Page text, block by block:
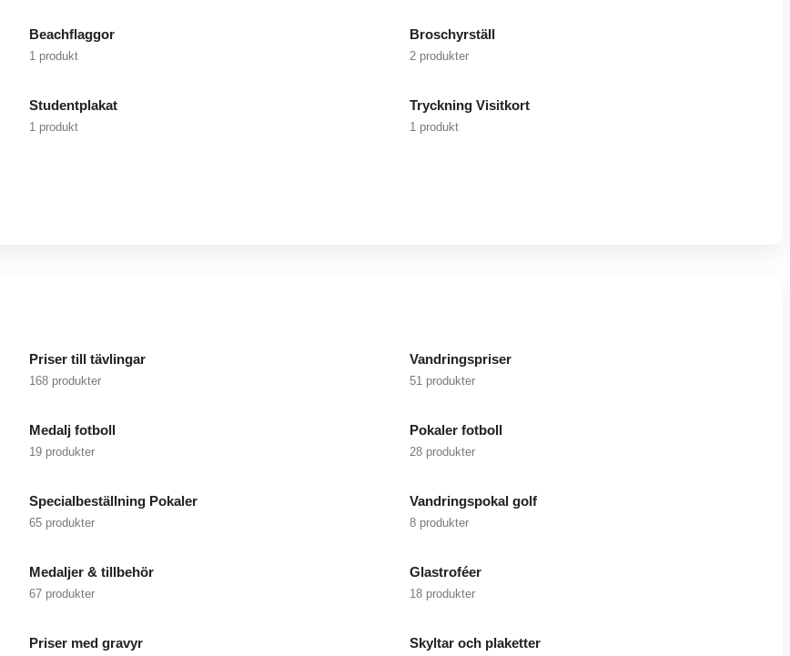
Beachflaggor
1 produkt
Broschyrställ
2 produkter
Studentplakat
1 produkt
Tryckning Visitkort
1 produkt
Priser till tävlingar
168 produkter
Vandringspriser
51 produkter
Medalj fotboll
19 produkter
Pokaler fotboll
28 produkter
Specialbeställning Pokaler
65 produkter
Vandringspokal golf
8 produkter
Medaljer & tillbehör
67 produkter
Glastroféer
18 produkter
Priser med gravyr Skyltar och plaketter